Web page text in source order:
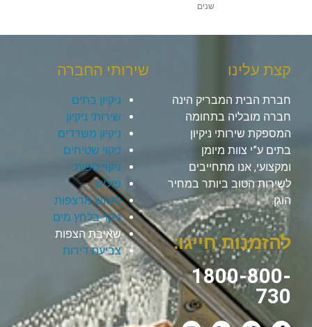
שנים
קצת עלינו
חברת הבית המבריק הינה
חברה מובליה בתחומה
המספקת שירותי ניקיון
בתים ע”י צוות מיומן
ומקצועי, אנו מתחייבים
לשירות הטוב ביותר במחיר
הוגן.
להזמנות חייגו:
1800-800-
730
שירותי החברה
ניקיון בתים
שירותי ניקיון
ניקיון משרדים
ניקוי שטיחים
ניקוי ספות
פוליש
ליטוש מרצפות
ניקוי בלחץ מים
שאיבת הצפות
צביעת דירות